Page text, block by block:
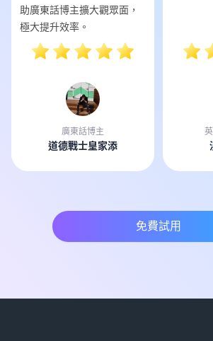
助廣東話博主擴大觀眾面，
極大提升效率。
廣東話博主
道德戰士皇家添
免費試用